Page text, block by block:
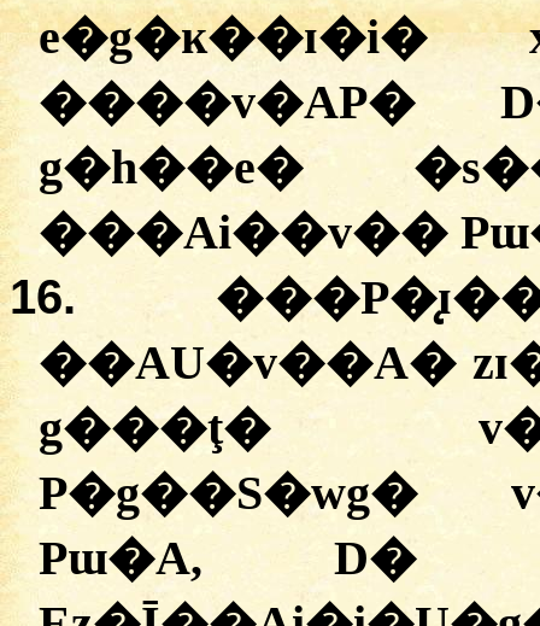
����v�AP�
g�h��e�
���Ai��v��
16.
��AU�v��A�
g���ţ�
P�g��S�wg�
Pɯ�A, D�